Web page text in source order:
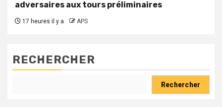
adversaires aux tours préliminaires
17 heures il y a APS
RECHERCHER
Rechercher